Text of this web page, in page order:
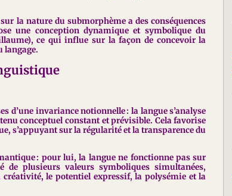
la nature du submorphème a des conséquences
une conception dynamique et symbolique du
ce qui influe sur la façon de concevoir la
langage.
d’une invariance notionnelle : la langue s’analyse
conceptuel constant et prévisible. Cela favorise
s’appuyant sur la régularité et la transparence du
: pour lui, la langue ne fonctionne pas sur
plusieurs valeurs symboliques simultanées,
le potentiel expressif, la polysémie et la